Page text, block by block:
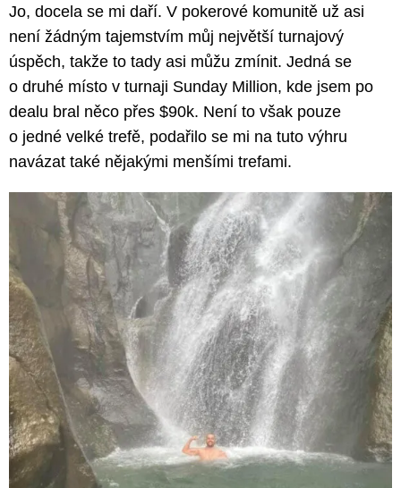
Jo, docela se mi daří. V pokerové komunitě už asi
není žádným tajemstvím můj největší turnajový
úspěch, takže to tady asi můžu zmínit. Jedná se
o druhé místo v turnaji Sunday Million, kde jsem po
dealu bral něco přes $90k. Není to však pouze
o jedné velké trefě, podařilo se mi na tuto výhru
navázat také nějakými menšími trefami.